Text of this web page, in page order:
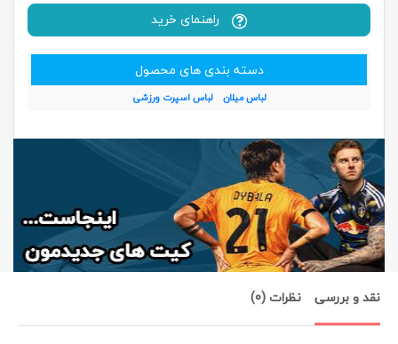
راهنمای خرید
دسته بندی های محصول
لباس میلان لباس اسپرت ورزشی
نقد و بررسی نظرات (0)